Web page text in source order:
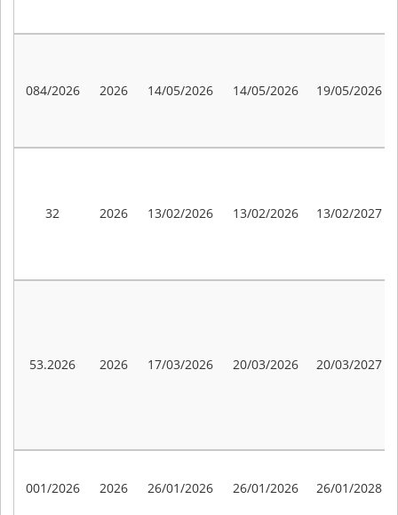
084/2026 2026 14/05/2026 14/05/2026 19/05/2026
32 2026 13/02/2026 13/02/2026 13/02/2027
53.2026 2026 17/03/2026 20/03/2026 20/03/2027
001/2026 2026 26/01/2026 26/01/2026 26/01/2028